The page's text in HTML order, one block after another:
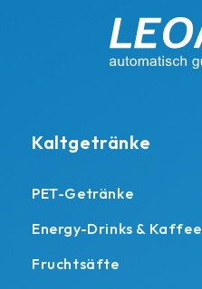
Kaltgetränke
PET-Getränke
Energy-Drinks & Kaffee
Fruchtsäfte